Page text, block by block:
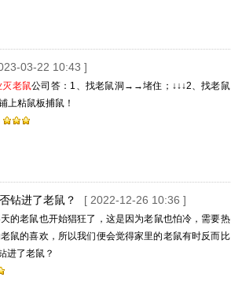
03-22 10:43 ]
灭老鼠公司答：1、找老鼠洞→→堵住；↓↓↓2、找老鼠
粘鼠板捕鼠！
钻进了老鼠？ [ 2022-12-26 10:36 ]
的老鼠也开始猖狂了，这是因为老鼠也怕冷，需要热
鼠的喜欢，所以我们便会觉得家里的老鼠有时反而比
进了老鼠？